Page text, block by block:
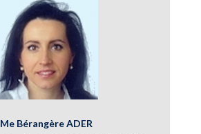
Me Bérangère ADER